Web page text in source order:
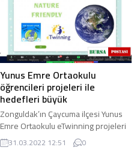
Yunus Emre Ortaokulu
öğrencileri projeleri ile
hedefleri büyük
Zonguldak’ın Çaycuma ilçesi Yunus
Emre Ortaokulu eTwinning projeleri
ile dünyaya açılmaya devam ediyor.
31.03.2022 12:51 0